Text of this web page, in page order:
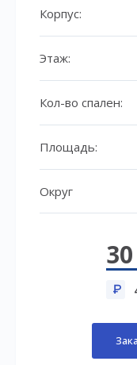
Корпус:
Этаж:
Кол-во спален:
Площадь:
Округ